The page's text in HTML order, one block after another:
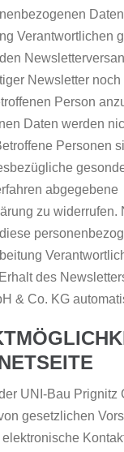
Verantwortlichen
Newsletter noch
Person
Daten werden
Personen
abgegebene
zu widerrufen.
des
& Co. KG
UNI-Bau Prignitz
gesetzlichen